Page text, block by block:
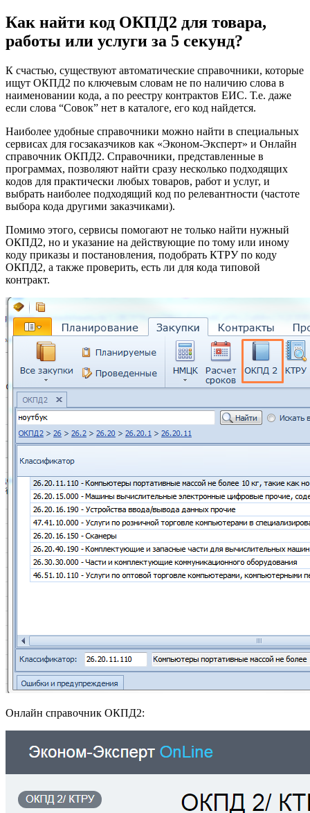
Как найти код ОКПД2 для товара,
работы или услуги за 5 секунд?
К счастью, существуют автоматические справочники, которые
ищут ОКПД2 по ключевым словам не по наличию слова в
наименовании кода, а по реестру контрактов ЕИС. Т.е. даже
если слова “Совок” нет в каталоге, его код найдется.
Наиболее удобные справочники можно найти в специальных
сервисах для госзаказчиков как «Эконом-Эксперт» и Онлайн
справочник ОКПД2. Справочники, представленные в
программах, позволяют найти сразу несколько подходящих
кодов для практически любых товаров, работ и услуг, и
выбрать наиболее подходящий код по релевантности (частоте
выбора кода другими заказчиками).
Помимо этого, сервисы помогают не только найти нужный
ОКПД2, но и указание на действующие по тому или иному
коду приказы и постановления, подобрать КТРУ по коду
ОКПД2, а также проверить, есть ли для кода типовой
контракт.
Онлайн справочник ОКПД2: